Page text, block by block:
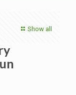
Show all